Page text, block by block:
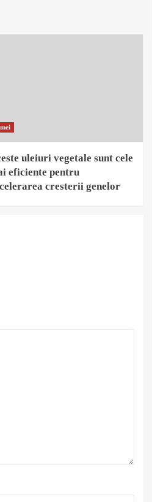
uleiuri vegetale sunt cele
eficiente pentru
cresterii genelor